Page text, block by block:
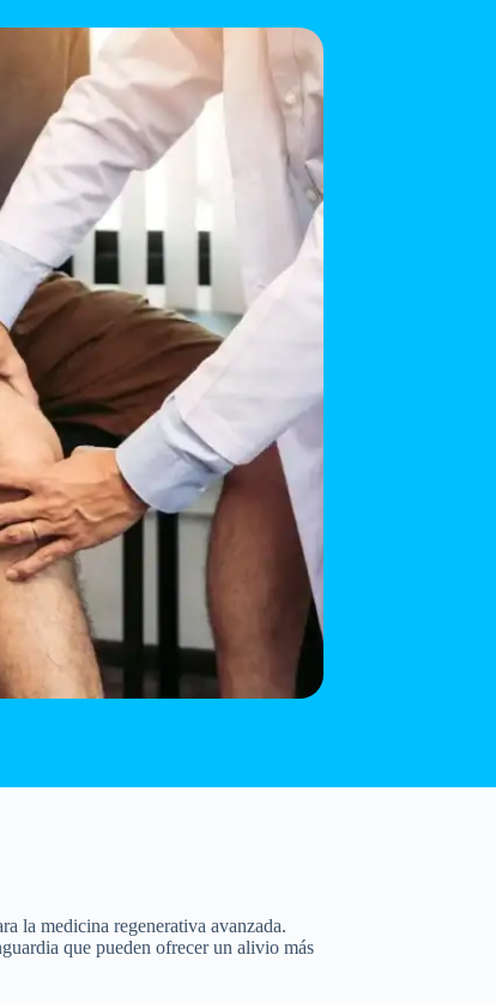
la medicina regenerativa avanzada.
que pueden ofrecer un alivio más